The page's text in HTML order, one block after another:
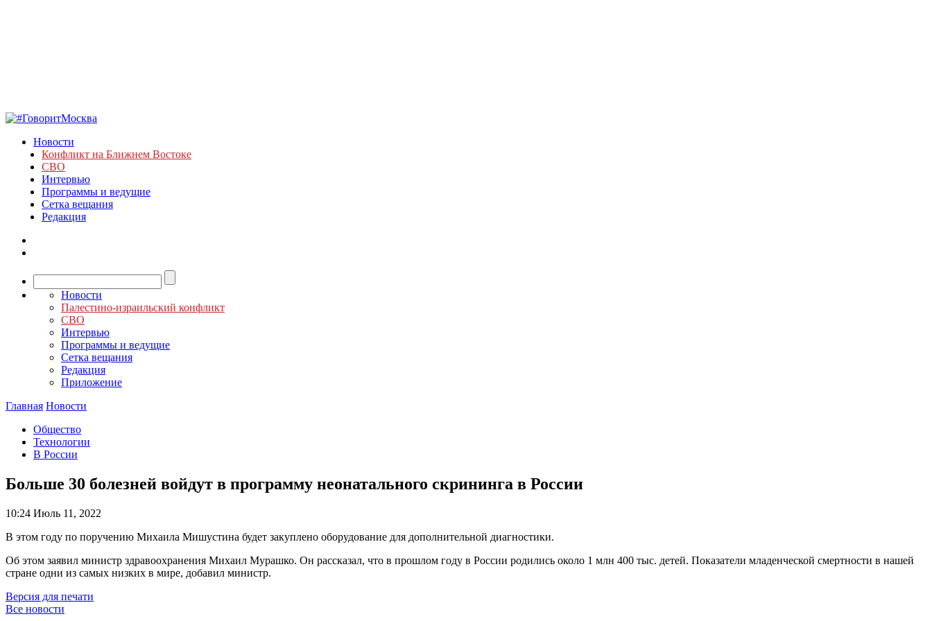
Новости
Конфликт на Ближнем Востоке
СВО
Интервью
Программы и ведущие
Сетка вещания
Редакция
Новости
Палестино-израильский конфликт
СВО
Интервью
Программы и ведущие
Сетка вещания
Редакция
Приложение
Главная Новости
Общество
Технологии
В России
Больше 30 болезней войдут в программу неонатального скрининга в России
10:24 Июль 11, 2022
В этом году по поручению Михаила Мишустина будет закуплено оборудование для дополнительной диагностики.
Об этом заявил министр здравоохранения Михаил Мурашко. Он рассказал, что в прошлом году в России родились около 1 млн 400 тыс. детей. Показатели младенческой смертности в нашей
стране одни из самых низких в мире, добавил министр.
Версия для печати
Все новости